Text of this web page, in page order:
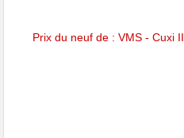
Prix du neuf de : VMS - Cuxi II